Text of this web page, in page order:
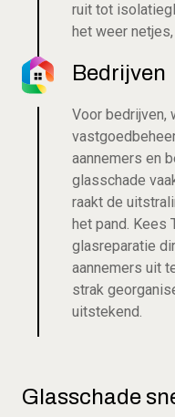
ruit tot
het weer
Bedrijven
Voor bedrijven,
aannemers en
glasschade
raakt de
het pand. Kees
glasreparatie
aannemers uit
strak
uitstekend.
Glasschade